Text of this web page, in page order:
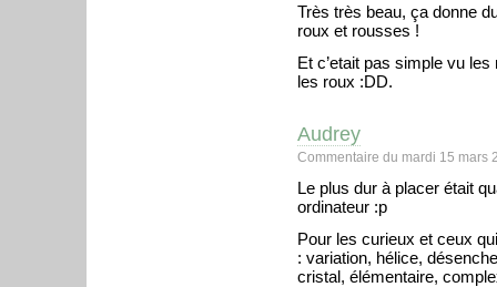
Très très beau, ça donne
roux et rousses !
Et c’etait pas simple vu
les roux :DD.
Audrey
Commentaire du mardi 15 mars
Le plus dur à placer était
ordinateur :p
Pour les curieux et ceux
: variation, hélice,
cristal, élémentaire,